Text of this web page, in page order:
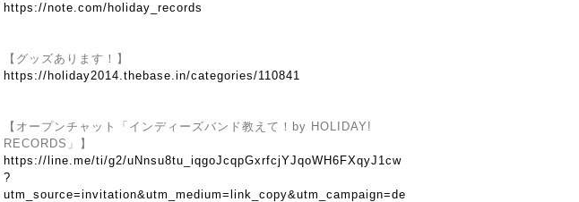
https://note.com/holiday_records
【グッズあります！】
https://holiday2014.thebase.in/categories/110841
【オープンチャット「インディーズバンド教えて！by HOLIDAY!
RECORDS」】
https://line.me/ti/g2/uNnsu8tu_iqgoJcqpGxrfcjYJqoWH6FXqyJ1cw
?
utm_source=invitation&utm_medium=link_copy&utm_campaign=de